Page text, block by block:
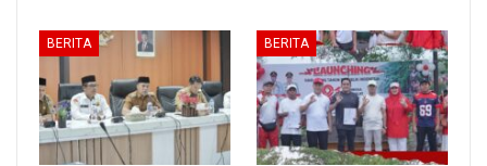
BERITA BERITA